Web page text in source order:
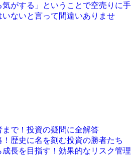
気がする」ということで空売りに手
いないと言って間違いありませ
で！投資の疑問に全解答
歴史に名を刻む投資の勝者たち
長を目指す！効果的なリスク管理